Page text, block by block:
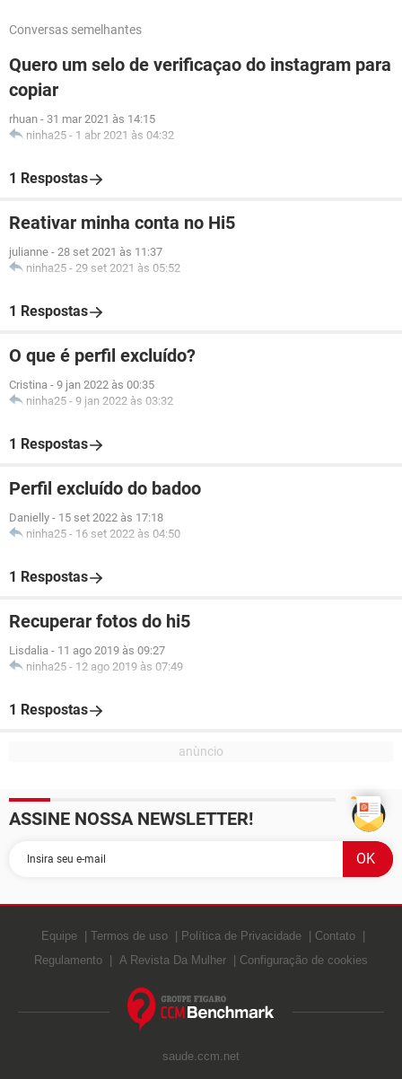
Conversas semelhantes
Quero um selo de verificaçao do instagram para
copiar
rhuan - 31 mar 2021 às 14:15
ninha25 - 1 abr 2021 às 04:32
1 Respostas
Reativar minha conta no Hi5
julianne - 28 set 2021 às 11:37
ninha25 - 29 set 2021 às 05:52
1 Respostas
O que é perfil excluído?
Cristina - 9 jan 2022 às 00:35
ninha25 - 9 jan 2022 às 03:32
1 Respostas
Perfil excluído do badoo
Danielly - 15 set 2022 às 17:18
ninha25 - 16 set 2022 às 04:50
1 Respostas
Recuperar fotos do hi5
Lisdalia - 11 ago 2019 às 09:27
ninha25 - 12 ago 2019 às 07:49
1 Respostas
ASSINE NOSSA NEWSLETTER!
Equipe Termos de uso Política de Privacidade
Contato
Regulamento
A Revista Da Mulher Configuração de cookies
saude.ccm.net